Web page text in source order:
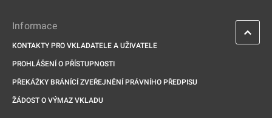
Informace
KONTAKTY PRO VKLADATELE A UŽIVATELE
PROHLÁŠENÍ O PŘÍSTUPNOSTI
PŘEKÁŽKY BRÁNÍCÍ ZVEŘEJNĚNÍ PRÁVNÍHO PŘEDPISU
ŽÁDOST O VÝMAZ VKLADU